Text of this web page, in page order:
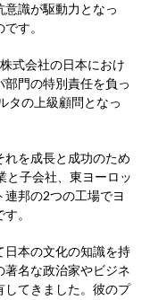
識が駆動力となっ
す。
式会社の日本におけ
門の特別責任を負っ
タの上級顧問となっ
を成長と成功のため
と子会社、東ヨーロッ
邦の2つの工場でヨ
。
日本の文化の知識を持
著名な政治家やビジネ
してきました。彼のプ